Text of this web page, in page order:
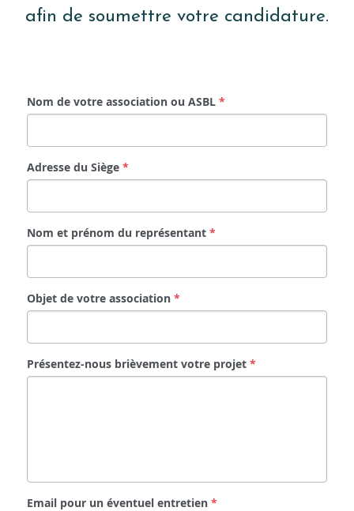
afin de soumettre votre candidature.
Nom de votre association ou ASBL*
Adresse du Siège*
Nom et prénom du représentant*
Objet de votre association*
Présentez-nous brièvement votre projet*
Email pour un éventuel entretien*